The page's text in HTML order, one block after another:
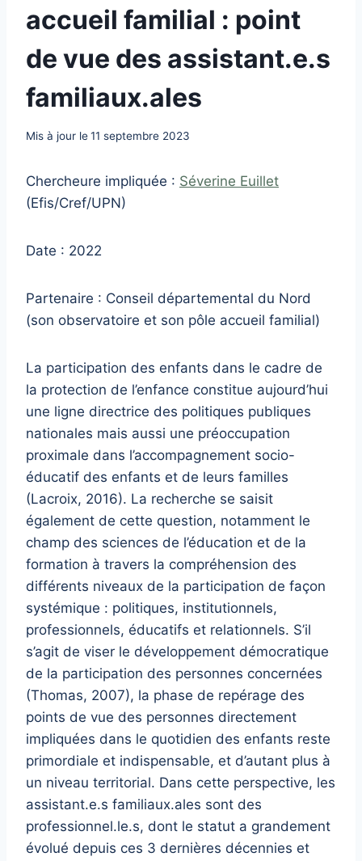
accueil familial : point
de vue des assistant.e.s
familiaux.ales
Mis à jour le11 septembre 2023
Chercheure impliquée : Séverine Euillet
(Efis/Cref/UPN)
Date : 2022
Partenaire : Conseil départemental du Nord
(son observatoire et son pôle accueil familial)
La participation des enfants dans le cadre de
la protection de l’enfance constitue aujourd’hui
une ligne directrice des politiques publiques
nationales mais aussi une préoccupation
proximale dans l’accompagnement socio-
éducatif des enfants et de leurs familles
(Lacroix, 2016). La recherche se saisit
également de cette question, notamment le
champ des sciences de l’éducation et de la
formation à travers la compréhension des
différents niveaux de la participation de façon
systémique : politiques, institutionnels,
professionnels, éducatifs et relationnels. S’il
s’agit de viser le développement démocratique
de la participation des personnes concernées
(Thomas, 2007), la phase de repérage des
points de vue des personnes directement
impliquées dans le quotidien des enfants reste
primordiale et indispensable, et d’autant plus à
un niveau territorial. Dans cette perspective, les
assistant.e.s familiaux.ales sont des
professionnel.le.s, dont le statut a grandement
évolué depuis ces 3 dernières décennies et